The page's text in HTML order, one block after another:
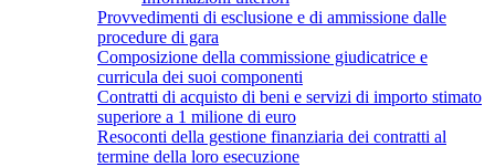
Provvedimenti di esclusione e di ammissione dalle
procedure di gara
Composizione della commissione giudicatrice e
curricula dei suoi componenti
Contratti di acquisto di beni e servizi di importo stimato
superiore a 1 milione di euro
Resoconti della gestione finanziaria dei contratti al
termine della loro esecuzione